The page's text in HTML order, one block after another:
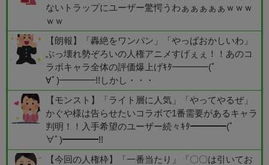
ないトラップにユーザー驚愕うわぁぁぁぁぁｗｗｗ
ｗｗ
【朗報】「轟絶をワンパン」「やっぱおかしいわ」
ぶっ壊れ勢ぞろいの人権アニメすげぇぇ！！あのコ
ラボキャラ全体の評価爆上げｷﾀ━━━━(ﾟ
∀ﾟ)━━━━!!しかし・・・
【モンスト】「ライト層に人気」「やってやるぜ」
かぐや様は告らせたいコラボで1番需要があるキャラ
判明！！入手希望のユーザー続々ｷﾀ━━━━(ﾟ
∀ﾟ)━━━━!!
【今回の人権枠】「一番当たり」「〇〇は引いてお